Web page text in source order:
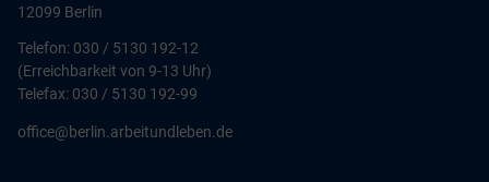
12099 Berlin
Telefon: 030 / 5130 192-12
(Erreichbarkeit von 9-13 Uhr)
Telefax: 030 / 5130 192-99
office@berlin.arbeitundleben.de